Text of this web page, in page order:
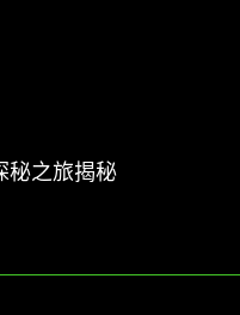
秘之旅揭秘